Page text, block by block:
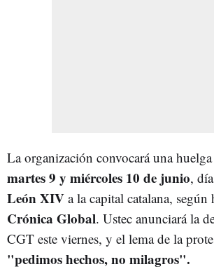
La organización convocará una
martes 9 y miércoles 10 de junio,
León XIV a la capital catalana,
Crónica Global. Ustec anunciará la
CGT este viernes, y el lema de la
"pedimos hechos, no milagros".